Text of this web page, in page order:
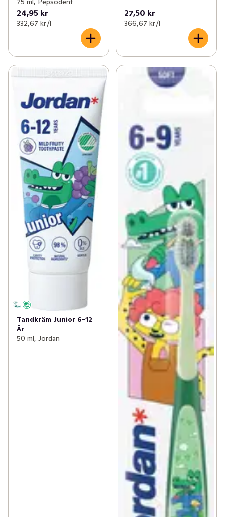
Pepsodents breda sortiment innehåller de produkter
som behövs för att upprätthålla en god munhälsa.
Pepsodent tillämpar all sin erfarenhet och
vetenskapliga kunskaper för att hjälpa familjer att välja
munhälsa i alla stadier i livet. Pepsodent vill att alla ska
kunna sköta om sin mun och sina tänder. Nyckeln är att
tänka förebyggande och skapa goda rutiner. Därför
erbjuder Pepsodent ett överlägset varaktigt skydd och
strävar efter att utbilda och sprida rätt vanor. Och
därför har Pepsodent under många år fokuserat på att
aktivt förbättra munhälsan genom skolprogram som ges
av sjuksköterskor, lärare och volontärer över hela
världen. Pepsodent ger skolbarn tips och lär ut tekniker
om tandborstning och ordentlig munvård på ett roligt,
övertygande och interaktivt sätt.
24,95 kr
332,67 kr /l
27,50 kr
366,67 kr /l
Tandkräm Junior 6-12
År
50 ml, Jordan